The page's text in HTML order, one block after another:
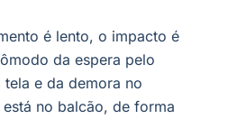
é lento, o impacto é
da espera pelo
e da demora no
no balcão, de forma